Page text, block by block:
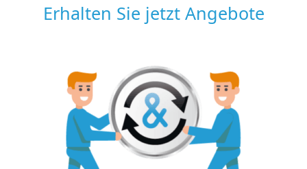
Erhalten Sie jetzt Angebote